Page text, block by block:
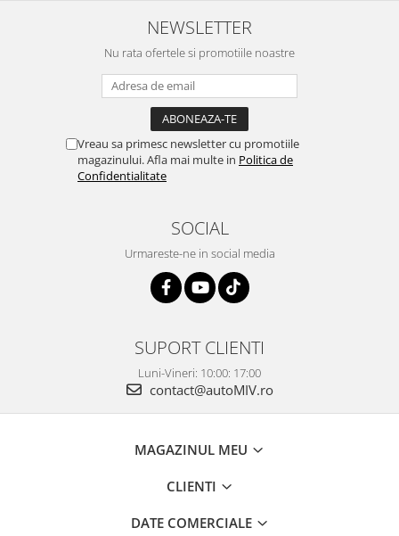
NEWSLETTER
Nu rata ofertele si promotiile noastre
Vreau sa primesc newsletter cu promotiile
magazinului. Afla mai multe in Politica de
Confidentialitate
SOCIAL
Urmareste-ne in social media
SUPORT CLIENTI
Luni-Vineri: 10:00: 17:00
contact@autoMIV.ro
MAGAZINUL MEU
CLIENTI
DATE COMERCIALE